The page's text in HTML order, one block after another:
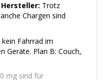
Trotz
Chargen sind
Fahrrad im
Geräte. Plan B: Couch,
mg sind für